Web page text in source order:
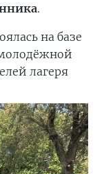
.
на базе
лагеря